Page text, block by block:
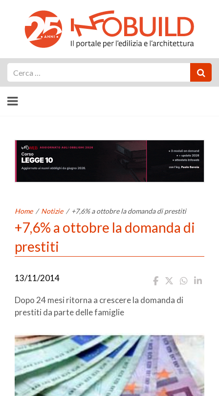
Home / Notizie / +7,6% a ottobre la domanda di prestiti
+7,6% a ottobre la domanda di
prestiti
13/11/2014
Dopo 24 mesi ritorna a crescere la domanda di
prestiti da parte delle famiglie